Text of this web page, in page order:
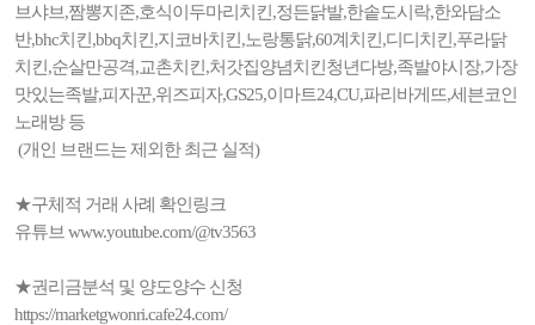
브샤브,짬뽕지존,호식이두마리치킨,정든닭발,한솥도시락,한와담소
반,bhc치킨,bbq치킨,지코바치킨,노랑통닭,60계치킨,디디치킨,푸라닭
치킨,순살만공격,교촌치킨,처갓집양념치킨청년다방,족발야시장,가장
맛있는족발,피자꾼,위즈피자,GS25,이마트24,CU,파리바게뜨,세븐코인
노래방 등
(개인 브랜드는 제외한 최근 실적)
★구체적 거래 사례 확인링크
유튜브 www.youtube.com/@tv3563
★권리금분석 및 양도양수 신청
https://marketgwonri.cafe24.com/